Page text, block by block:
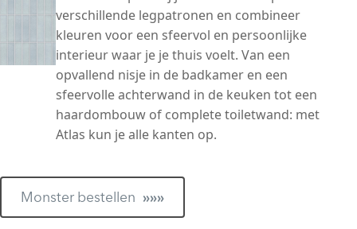
verschillende legpatronen en combineer
kleuren voor een sfeervol en persoonlijke
interieur waar je je thuis voelt. Van een
opvallend nisje in de badkamer en een
sfeervolle achterwand in de keuken tot een
haardombouw of complete toiletwand: met
Atlas kun je alle kanten op.
Monster bestellen